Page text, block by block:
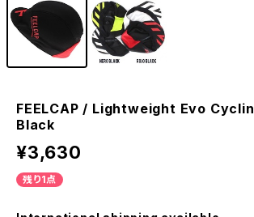
FEELCAP / Lightweight Evo
Black
¥3,630
残り1点